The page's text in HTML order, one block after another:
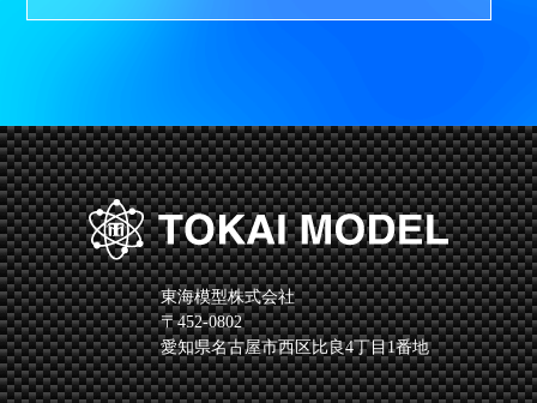
東海模型株式会社
〒452-0802
愛知県名古屋市西区比良4丁目1番地